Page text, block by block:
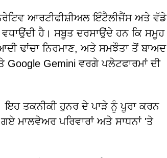
ਆਰਟੀਫੀਸ਼ੀਅਲ ਇੰਟੈਲੀਜੈਂਸ ਅਤੇ ਵੱਡੇ
ਵਧਾਉਂਦੀ ਹੈ। ਸਬੂਤ ਦਰਸਾਉਂਦੇ ਹਨ ਕਿ ਸਮੂਹ
ਢਾਂਚਾ ਨਿਰਮਾਣ, ਅਤੇ ਸਮਝੌਤਾ ਤੋਂ ਬਾਅਦ
Google Gemini ਵਰਗੇ ਪਲੇਟਫਾਰਮਾਂ ਦੀ
ਤਕਨੀਕੀ ਹੁਨਰ ਦੇ ਪਾੜੇ ਨੂੰ ਪੂਰਾ ਕਰਨ
ਮਾਲਵੇਅਰ ਪਰਿਵਾਰਾਂ ਅਤੇ ਸਾਧਨਾਂ 'ਤੇ